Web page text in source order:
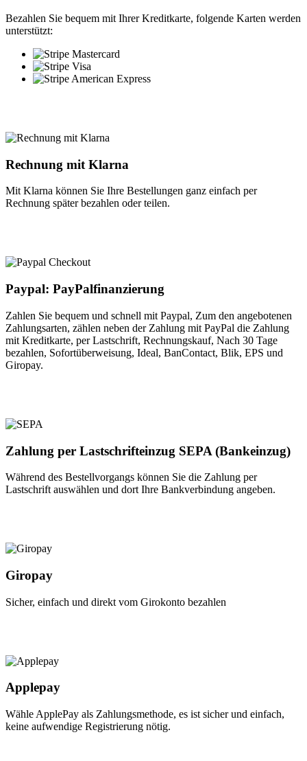
Bezahlen Sie bequem mit Ihrer Kreditkarte, folgende Karten werden
unterstützt:
Rechnung mit Klarna
Mit Klarna können Sie Ihre Bestellungen ganz einfach per
Rechnung später bezahlen oder teilen.
Paypal: PayPalfinanzierung
Zahlen Sie bequem und schnell mit Paypal, Zum den angebotenen
Zahlungsarten, zählen neben der Zahlung mit PayPal die Zahlung
mit Kreditkarte, per Lastschrift, Rechnungskauf, Nach 30 Tage
bezahlen, Sofortüberweisung, Ideal, BanContact, Blik, EPS und
Giropay.
Zahlung per Lastschrifteinzug SEPA (Bankeinzug)
Während des Bestellvorgangs können Sie die Zahlung per
Lastschrift auswählen und dort Ihre Bankverbindung angeben.
Giropay
Sicher, einfach und direkt vom Girokonto bezahlen
Applepay
Wähle ApplePay als Zahlungsmethode, es ist sicher und einfach,
keine aufwendige Registrierung nötig.